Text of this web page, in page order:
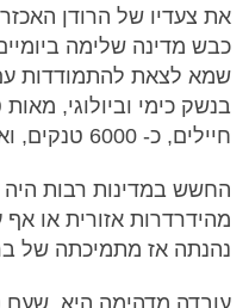
את צעדיו של הרודן
כבש מדינה שלימה
בנשק כימי וביולוגי,
חיילים, כ- 6000 טנקים, ואלפי תותחים ומטולי רקטות?
החשש במדינות רבות היה
מהידרדרות אזורית או
נהנתה אז מתמיכתה של
עובדה מדהימה היא, שעם